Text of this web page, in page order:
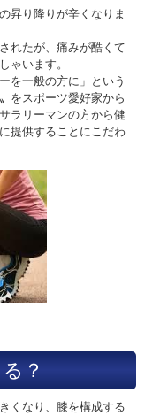
昇り降りが辛くなりま
れたが、痛みが酷くて
ゃいます。
を一般の方に」という
をスポーツ愛好家から
ラリーマンの方から健
提供することにこだわ
？
くなり、膝を構成する